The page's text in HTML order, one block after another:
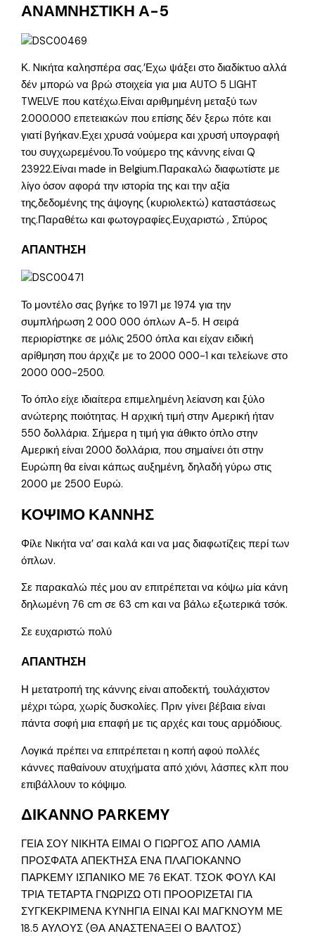
ΑΝΑΜΝΗΣΤΙΚΗ Α-5
Κ. Nικήτα καλησπέρα σας.’Εχω ψάξει στο διαδίκτυο αλλά
δέν μπορώ να βρώ στοιχεία για μια AUTO 5 LIGHT
TWELVE που κατέχω.Είναι αριθμημένη μεταξύ των
2.000.000 επετειακών που επίσης δέν ξερω πότε και
γιατί βγήκαν.Εχει χρυσά νούμερα και χρυσή υπογραφή
του συγχωρεμένου.Το νούμερο της κάννης είναι Q
23922.Είναι made in Belgium.Παρακαλώ διαφωτίστε με
λίγο όσον αφορά την ιστορία της και την αξία
της,δεδομένης της άψογης (κυριολεκτώ) καταστάσεως
της.Παραθέτω και φωτογραφίες.Ευχαριστώ , Σπύρος
ΑΠΑΝΤΗΣΗ
Το μοντέλο σας βγήκε το 1971 με 1974 για την
συμπλήρωση 2 000 000 όπλων Α-5. Η σειρά
περιορίστηκε σε μόλις 2500 όπλα και είχαν ειδική
αρίθμηση που άρχιζε με το 2000 000-1 και τελείωνε στο
2000 000-2500.
Το όπλο είχε ιδιαίτερα επιμελημένη λείανση και ξύλο
ανώτερης ποιότητας. Η αρχική τιμή στην Αμερική ήταν
550 δολλάρια. Σήμερα η τιμή για άθικτο όπλο στην
Αμερική είναι 2000 δολλάρια, που σημαίνει ότι στην
Ευρώπη θα είναι κάπως αυξημένη, δηλαδή γύρω στις
2000 με 2500 Ευρώ.
ΚΟΨΙΜΟ ΚΑΝΝΗΣ
Φίλε Νικήτα να’ σαι καλά και να μας διαφωτίζεις περί των
όπλων.
Σε παρακαλώ πές μου αν επιτρέπεται να κόψω μία κάνη
δηλωμένη 76 cm σε 63 cm και να βάλω εξωτερικά τσόκ.
Σε ευχαριστώ πολύ
ΑΠΑΝΤΗΣΗ
Η μετατροπή της κάννης είναι αποδεκτή, τουλάχιστον
μέχρι τώρα, χωρίς δυσκολίες. Πριν γίνει βέβαια είναι
πάντα σοφή μια επαφή με τις αρχές και τους αρμόδιους.
Λογικά πρέπει να επιτρέπεται η κοπή αφού πολλές
κάννες παθαίνουν ατυχήματα από χιόνι, λάσπες κλπ που
επιβάλλουν το κόψιμο.
ΔΙΚΑΝΝΟ PARKEMY
ΓΕΙΑ ΣΟΥ ΝΙΚΗΤΑ ΕΙΜΑΙ Ο ΓΙΩΡΓΟΣ ΑΠΟ ΛΑΜΙΑ
ΠΡΟΣΦΑΤΑ ΑΠΕΚΤΗΣΑ ΕΝΑ ΠΛΑΓΙΟΚΑΝΝΟ
ΠΑΡΚΕΜΥ ΙΣΠΑΝΙΚΟ ΜΕ 76 ΕΚΑΤ. ΤΣΟΚ ΦΟΥΛ ΚΑΙ
ΤΡΙΑ ΤΕΤΑΡΤΑ ΓΝΩΡΙΖΩ ΟΤΙ ΠΡΟΟΡΙΖΕΤΑΙ ΓΙΑ
ΣΥΓΚΕΚΡΙΜΕΝΑ ΚΥΝΗΓΙΑ ΕΙΝΑΙ ΚΑΙ ΜΑΓΚΝΟΥΜ ΜΕ
18.5 ΑΥΛΟΥΣ (ΘΑ ΑΝΑΣΤΕΝΑΞΕΙ Ο ΒΑΛΤΟΣ)